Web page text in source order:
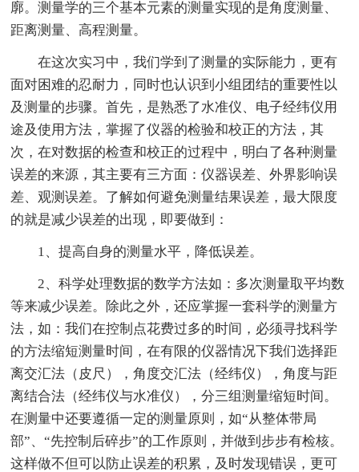
廓。测量学的三个基本元素的测量实现的是角度测量、
距离测量、高程测量。
在这次实习中，我们学到了测量的实际能力，更有
面对困难的忍耐力，同时也认识到小组团结的重要性以
及测量的步骤。首先，是熟悉了水准仪、电子经纬仪用
途及使用方法，掌握了仪器的检验和校正的方法，其
次，在对数据的检查和校正的过程中，明白了各种测量
误差的来源，其主要有三方面：仪器误差、外界影响误
差、观测误差。了解如何避免测量结果误差，最大限度
的就是减少误差的出现，即要做到：
1、提高自身的测量水平，降低误差。
2、科学处理数据的数学方法如：多次测量取平均数
等来减少误差。除此之外，还应掌握一套科学的测量方
法，如：我们在控制点花费过多的时间，必须寻找科学
的方法缩短测量时间，在有限的仪器情况下我们选择距
离交汇法（皮尺），角度交汇法（经纬仪），角度与距
离结合法（经纬仪与水准仪），分三组测量缩短时间。
在测量中还要遵循一定的测量原则，如“从整体带局
部”、“先控制后碎步”的工作原则，并做到步步有检核。
这样做不但可以防止误差的积累，及时发现错误，更可